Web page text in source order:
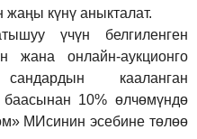
жаңы күнү аныкталат.
үчүн белгиленген
жана онлайн-аукционго
кааланган
10% өлчөмүндө
МИсинин эсебине төлөө